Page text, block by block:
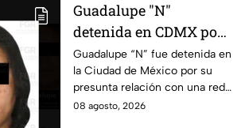
Guadalupe "N"
detenida en CDMX por
presunta relación con
red de contrabando de
hidrocarburos
Guadalupe “N” fue detenida en
la Ciudad de México por su
presunta relación con una red
de contrabando de
08 agosto, 2026